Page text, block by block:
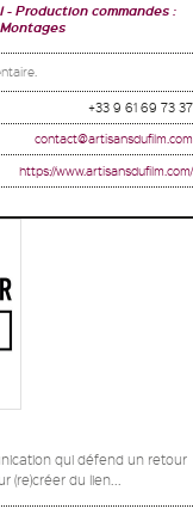
Production commandes :
+33 9 61 69 73 37
contact@artisansdufilm.com
https://www.artisansdufilm.com/
qui défend un retour
(re)créer du lien...